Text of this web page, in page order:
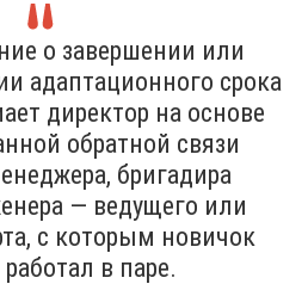
о завершении или
адаптационного срока
директор на основе
обратной связи
бригадира
— ведущего или
с которым новичок
работал в паре.